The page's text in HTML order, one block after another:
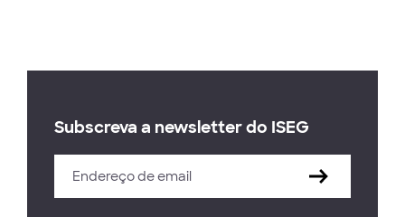
Subscreva a newsletter do ISEG